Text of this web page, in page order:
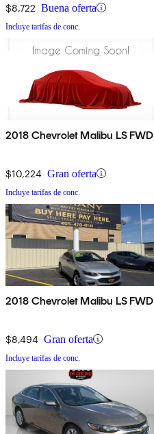
$8,722 Buena oferta
Incluye tarifas de conc.
2018 Chevrolet Malibu LS FWD
$10,224 Gran oferta
Incluye tarifas de conc.
2018 Chevrolet Malibu LS FWD
$8,494 Gran oferta
Incluye tarifas de conc.